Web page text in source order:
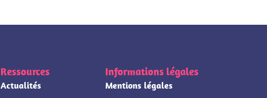
Ressources
Actualités
Informations légales
Mentions légales